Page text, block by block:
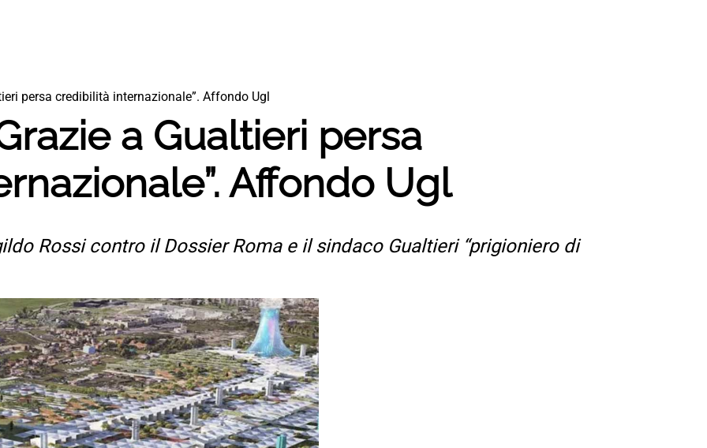
persa credibilità internazionale”. Affondo Ugl
a Gualtieri persa
Affondo Ugl
Rossi contro il Dossier Roma e il sindaco Gualtieri “prigioniero di